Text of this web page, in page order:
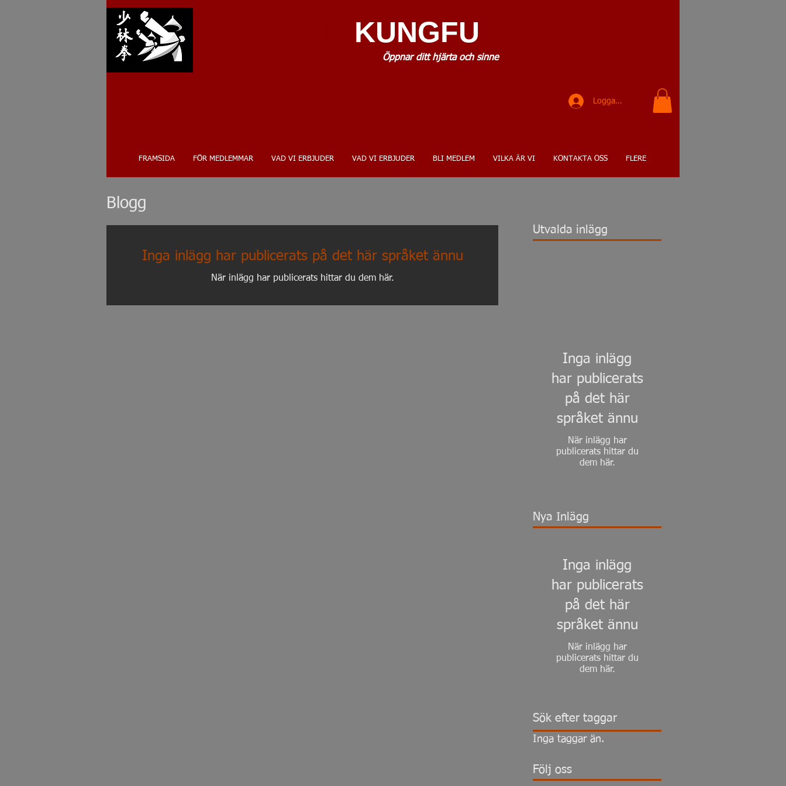
Öppnar ditt hjärta och sinne
KUNGFU
Logga in
FRAMSIDA FÖR MEDLEMMAR VAD VI ERBJUDER VAD VI ERBJUDER BLI MEDLEM VILKA ÄR VI KONTAKTA OSS FLERE
Blogg
Inga inlägg har publicerats på det här språket ännu
När inlägg har publicerats hittar du dem här.
Utvalda inlägg
Inga inlägg
har publicerats
på det här
språket ännu
När inlägg har
publicerats hittar du
dem här.
Nya Inlägg
Inga inlägg
har publicerats
på det här
språket ännu
När inlägg har
publicerats hittar du
dem här.
Sök efter taggar
Inga taggar än.
Följ oss